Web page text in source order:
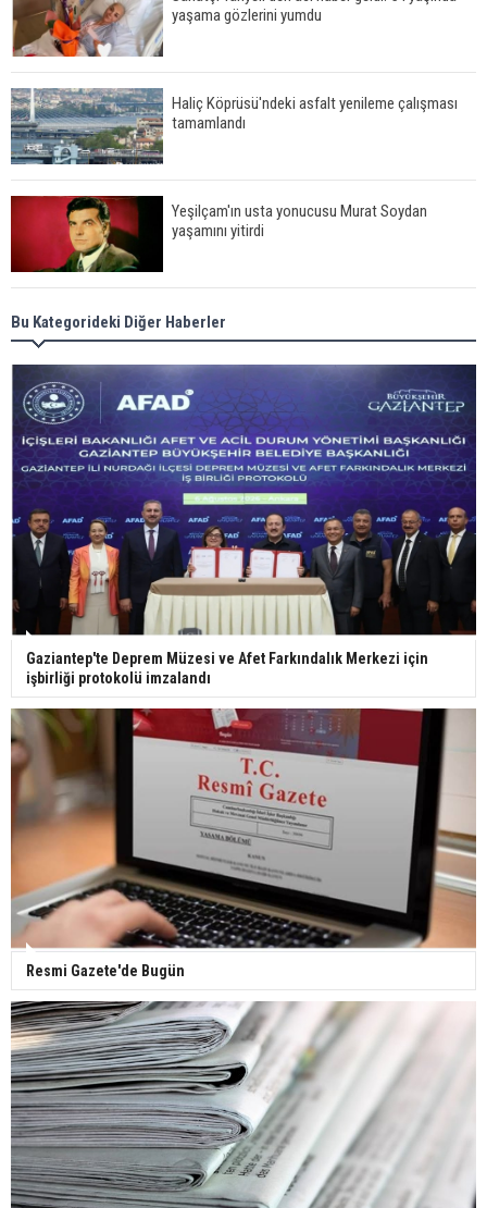
yaşama gözlerini yumdu
Haliç Köprüsü'ndeki asfalt yenileme çalışması
tamamlandı
Yeşilçam'ın usta yonucusu Murat Soydan
yaşamını yitirdi
Meral Akşener ile Müsavat Dervişoğlu cenazede
görüntülendi
29 Mayıs okullar tatil mi?
Bilim kurgu gerçekleşiyor... Dondurulmuş
insanları hayata döndürecek keşif
Ünlü türkücü Mahmut Tuncer estetik operasyon
geçirdi: Son hali gündem oldu
Yerli turist 229,7 milyar lira seyahat harcaması
yaptı
Gazze'deki Sağlık Bakanlığı duyurdu: Vahşetin
pençesinde 2 salgın vaka tespit edildi
Bu Kategorideki Diğer Haberler
Gaziantep'te Deprem Müzesi ve Afet Farkındalık Merkezi için
işbirliği protokolü imzalandı
Resmi Gazete'de Bugün